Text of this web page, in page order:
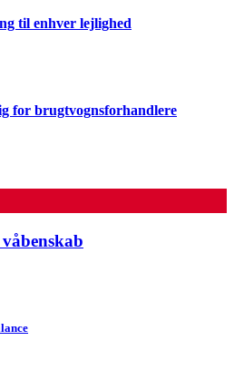
til enhver lejlighed
for brugtvognsforhandlere